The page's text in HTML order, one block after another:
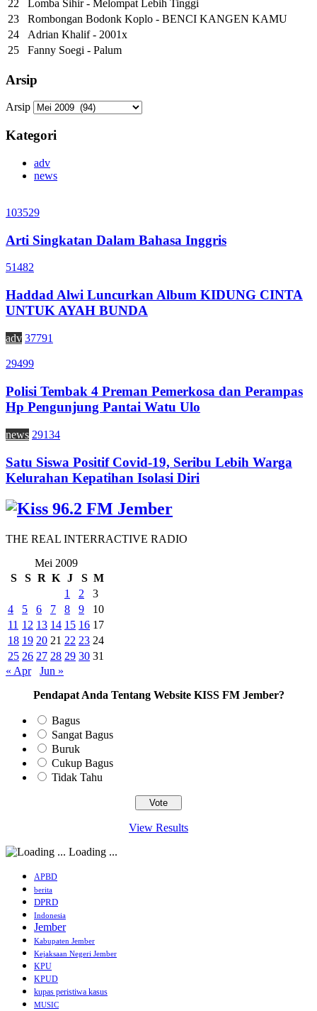
22
Lomba Sihir - Melompat Lebih Tinggi
23
Rombongan Bodonk Koplo - BENCI KANGEN KAMU
24
Adrian Khalif - 2001x
25
Fanny Soegi - Palum
Arsip
Arsip
Kategori
adv
news
103529
Arti Singkatan Dalam Bahasa Inggris
51482
Haddad Alwi Luncurkan Album KIDUNG CINTA
UNTUK AYAH BUNDA
adv 37791
29499
Polisi Tembak 4 Preman Pemerkosa dan Perampas
Hp Pengunjung Pantai Watu Ulo
news 29134
Satu Siswa Positif Covid-19, Seribu Lebih Warga
Kelurahan Kepatihan Isolasi Diri
THE REAL INTERRACTIVE RADIO
Mei 2009
S
S R K J S M
1
2
3
4
5 6 7 8 9
10
11 12 13 14 15 16 17
18 19 20 21 22 23 24
25 26 27 28 29 30 31
« Apr
Jun »
Pendapat Anda Tentang Website KISS FM Jember?
Bagus
Sangat Bagus
Buruk
Cukup Bagus
Tidak Tahu
View Results
Loading ...
APBD
berita
DPRD
Indonesia
Jember
Kabupaten Jember
Kejaksaan Negeri Jember
KPU
KPUD
kupas peristiwa kasus
MUSIC